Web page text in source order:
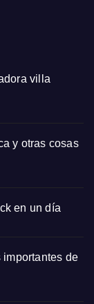
villa
y otras cosas
en un día
importantes de